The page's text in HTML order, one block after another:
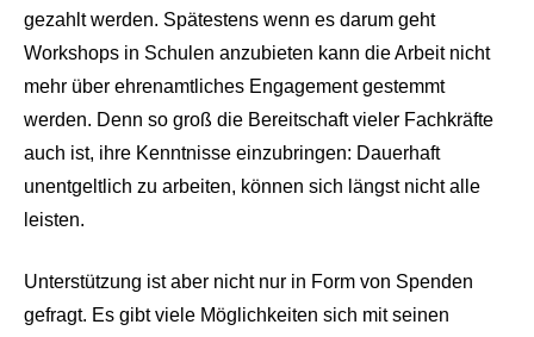
gezahlt werden. Spätestens wenn es darum geht
Workshops in Schulen anzubieten kann die Arbeit nicht
mehr über ehrenamtliches Engagement gestemmt
werden. Denn so groß die Bereitschaft vieler Fachkräfte
auch ist, ihre Kenntnisse einzubringen: Dauerhaft
unentgeltlich zu arbeiten, können sich längst nicht alle
leisten.
Unterstützung ist aber nicht nur in Form von Spenden
gefragt. Es gibt viele Möglichkeiten sich mit seinen